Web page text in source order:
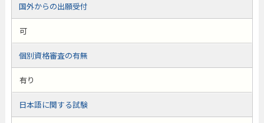
国外からの出願受付
可
個別資格審査の有無
有り
日本語に関する試験